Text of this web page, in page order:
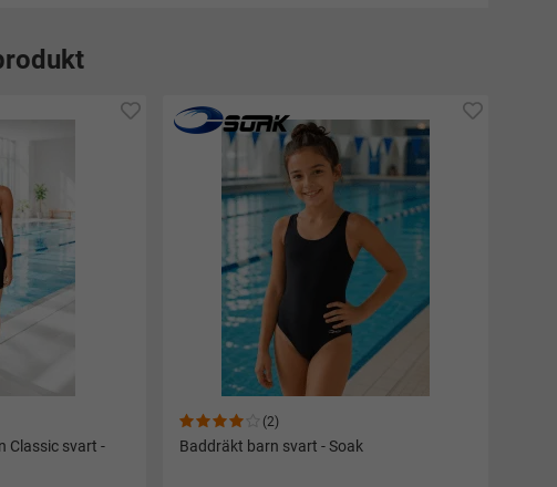
Classic svart -
(2)
Baddräkt barn svart - Soak